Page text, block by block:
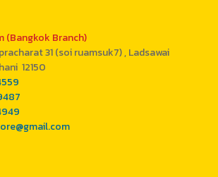
(Bangkok Branch)
31 (soi ruamsuk7) , Ladsawai
12150